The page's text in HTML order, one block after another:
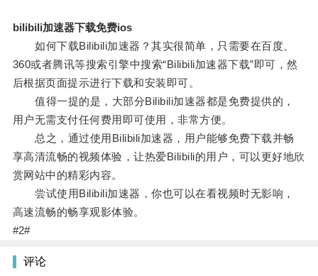
bilibili加速器下载免费ios
如何下载Bilibili加速器？其实很简单，只需要在百度、
360或者腾讯等搜索引擎中搜索“Bilibili加速器下载”即可，然
后根据页面提示进行下载和安装即可。
值得一提的是，大部分Bilibili加速器都是免费提供的，
用户无需支付任何费用即可使用，非常方便。
总之，通过使用Bilibili加速器，用户能够免费下载并畅
享高清流畅的视频体验，让热爱Bilibili的用户，可以更好地欣
赏网站中的精彩内容。
尝试使用Bilibili加速器，你也可以在看视频时无影响，
高速流畅的畅享观影体验。
#2#
评论